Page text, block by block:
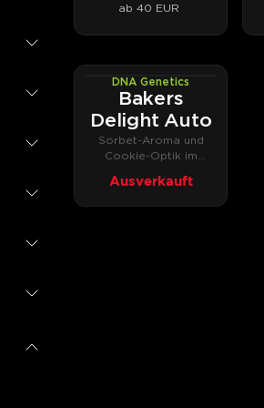
ab 40 EUR
AUTOFEM
DNA Genetics
Bakers
Delight Auto
Sorbet-Aroma und
Cookie-Optik im
Ausverkauft